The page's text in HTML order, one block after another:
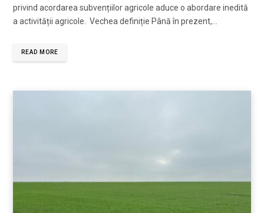
privind acordarea subvențiilor agricole aduce o abordare inedită
a activității agricole. Vechea definiție Până în prezent,…
READ MORE